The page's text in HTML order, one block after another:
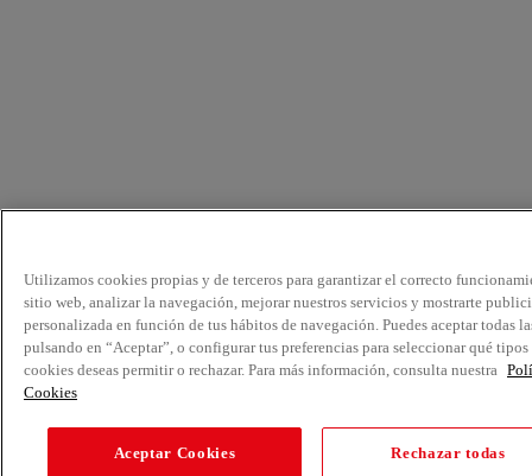
Utilizamos cookies propias y de terceros para garantizar el correcto
sitio web, analizar la navegación, mejorar nuestros servicios y mostrarte
personalizada en función de tus hábitos de navegación. Puedes aceptar todas
pulsando en “Aceptar”, o configurar tus preferencias para seleccionar qué tipos
cookies deseas permitir o rechazar. Para más información, consulta nuestra
Cookies
Aceptar Cookies Rechazar todas